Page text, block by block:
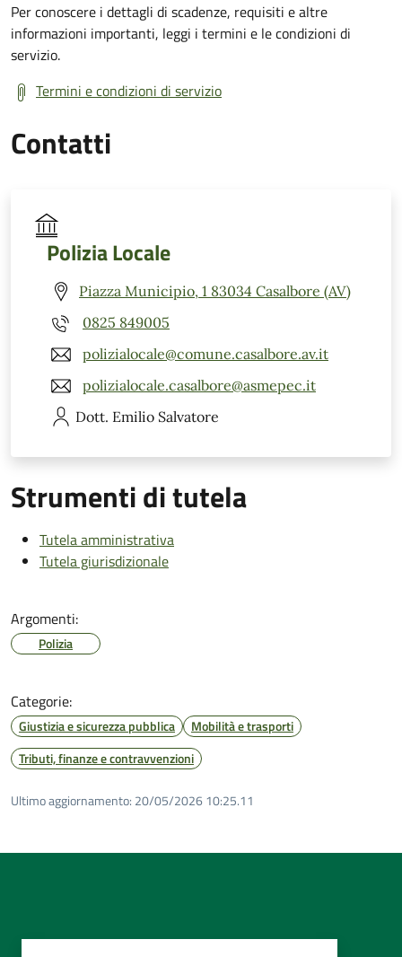
Per conoscere i dettagli di scadenze, requisiti e altre
informazioni importanti, leggi i termini e le condizioni di
servizio.
Termini e condizioni di servizio
Contatti
Polizia Locale
Piazza Municipio, 1 83034 Casalbore (AV)
0825 849005
polizialocale@comune.casalbore.av.it
polizialocale.casalbore@asmepec.it
Dott. Emilio Salvatore
Strumenti di tutela
Tutela amministrativa
Tutela giurisdizionale
Argomenti:
Polizia
Categorie:
Giustizia e sicurezza pubblica
Mobilità e trasporti
Tributi, finanze e contravvenzioni
Ultimo aggiornamento: 20/05/2026 10:25.11